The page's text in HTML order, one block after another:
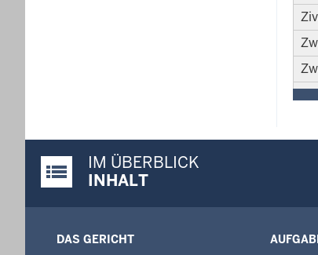
Justiz-Portal im Überblick:
IM ÜBERBLICK
INHALT
DAS GERICHT